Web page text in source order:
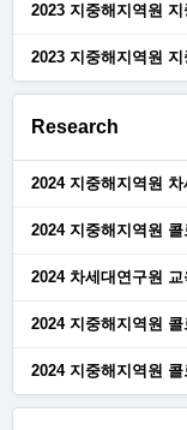
2023 지중해지역원
2023 지중해지역원
Research
2024 지중해지역원
2024 지중해지역원
2024 차세대연구원 교
2024 지중해지역원
2024 지중해지역원